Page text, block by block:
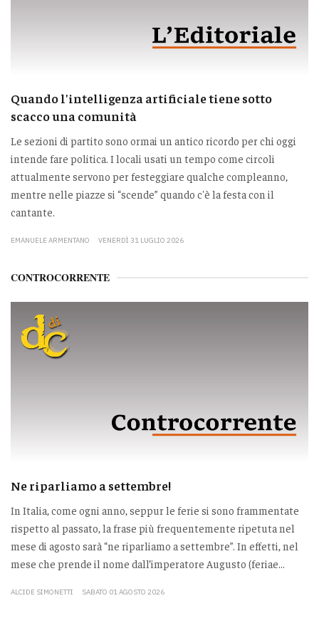
Quando l'intelligenza artificiale tiene sotto
scacco una comunità
Le sezioni di partito sono ormai un antico ricordo per chi oggi
intende fare politica. I locali usati un tempo come circoli
attualmente servono per festeggiare qualche compleanno,
mentre nelle piazze si “scende” quando c'è la festa con il
cantante.
EMANUELE ARMENTANO VENERDÌ 31 LUGLIO 2026
CONTROCORRENTE
Ne riparliamo a settembre!
In Italia, come ogni anno, seppur le ferie si sono frammentate
rispetto al passato, la frase più frequentemente ripetuta nel
mese di agosto sarà “ne riparliamo a settembre”. In effetti, nel
mese che prende il nome dall’imperatore Augusto (feriae...
ALCIDE SIMONETTI SABATO 01 AGOSTO 2026